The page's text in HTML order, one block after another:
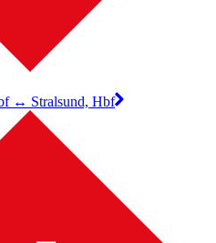
↔︎ Stralsund, Hbf